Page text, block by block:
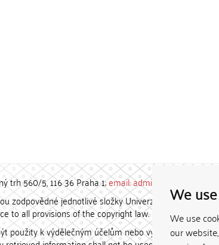
We
We use
our
trh 560/5, 116 36 Praha 1;email: admin-repozitar [at]
zodpovědné jednotlivé složky Univerzity Karlovy. /
to all provisions of the copyright law.
použity k výdělečným účelům nebo vydávány za